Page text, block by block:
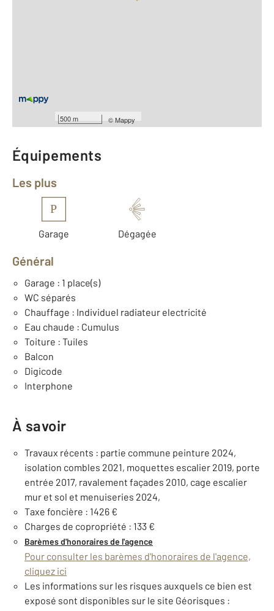
500 m ©Mappy
Type de construction : Traditionnelle
Année construction : 1989
Équipements
Les plus
P
Garage Dégagée
Général
Garage : 1 place(s)
WC séparés
Chauffage : Individuel radiateur electricité
Eau chaude : Cumulus
Toiture : Tuiles
Balcon
Digicode
Interphone
À savoir
Travaux récents : partie commune peinture 2024,
isolation combles 2021, moquettes escalier 2019, porte
entrée 2017, ravalement façades 2010, cage escalier
mur et sol et menuiseries 2024,
Taxe foncière : 1426 €
Charges de copropriété : 133 €
Barèmes d'honoraires de l'agence
Pour consulter les barèmes d'honoraires de l'agence,
cliquez ici
Les informations sur les risques auxquels ce bien est
exposé sont disponibles sur le site Géorisques :